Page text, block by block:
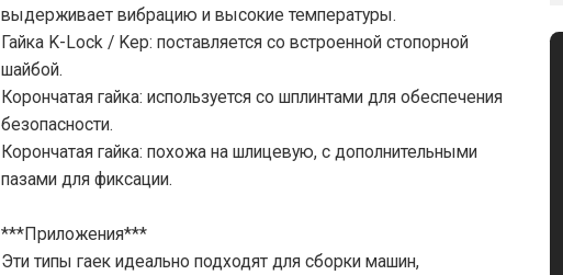
выдерживает вибрацию и высокие температуры.
Гайка K-Lock / Kep: поставляется со встроенной стопорной
шайбой.
Корончатая гайка: используется со шплинтами для обеспечения
безопасности.
Корончатая гайка: похожа на шлицевую, с дополнительными
пазами для фиксации.
***Приложения***
Эти типы гаек идеально подходят для сборки машин,